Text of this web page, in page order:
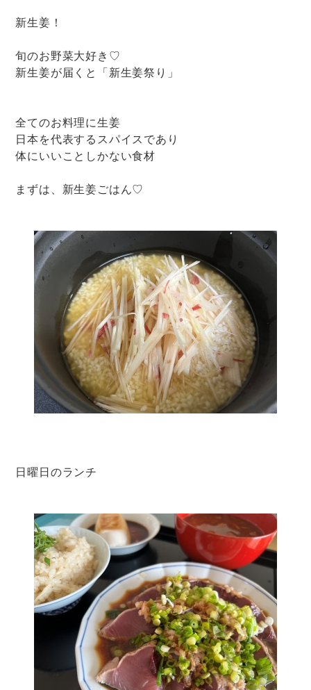
新生姜！
旬のお野菜大好き♡
新生姜が届くと「新生姜祭り」
全てのお料理に生姜
日本を代表するスパイスであり
体にいいことしかない食材
まずは、新生姜ごはん♡
日曜日のランチ